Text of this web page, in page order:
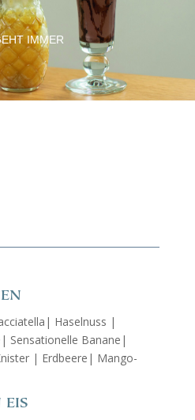
IMMER
Haselnuss |
Sensationelle Banane|
| Erdbeere| Mango-
EIS